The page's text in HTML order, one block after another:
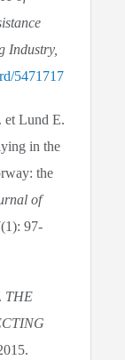
Industry,
5471717
et Lund E.
in the
the
of
97-
THE